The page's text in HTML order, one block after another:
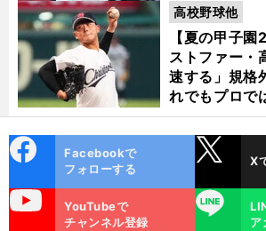
【夏の甲子
ストファー・
速する」規格
れでもプロで
選ぶ理由
高校野球他
ok
Facebookで
フォローする
X
YouTubeで
チャンネル登録
LINE
ア